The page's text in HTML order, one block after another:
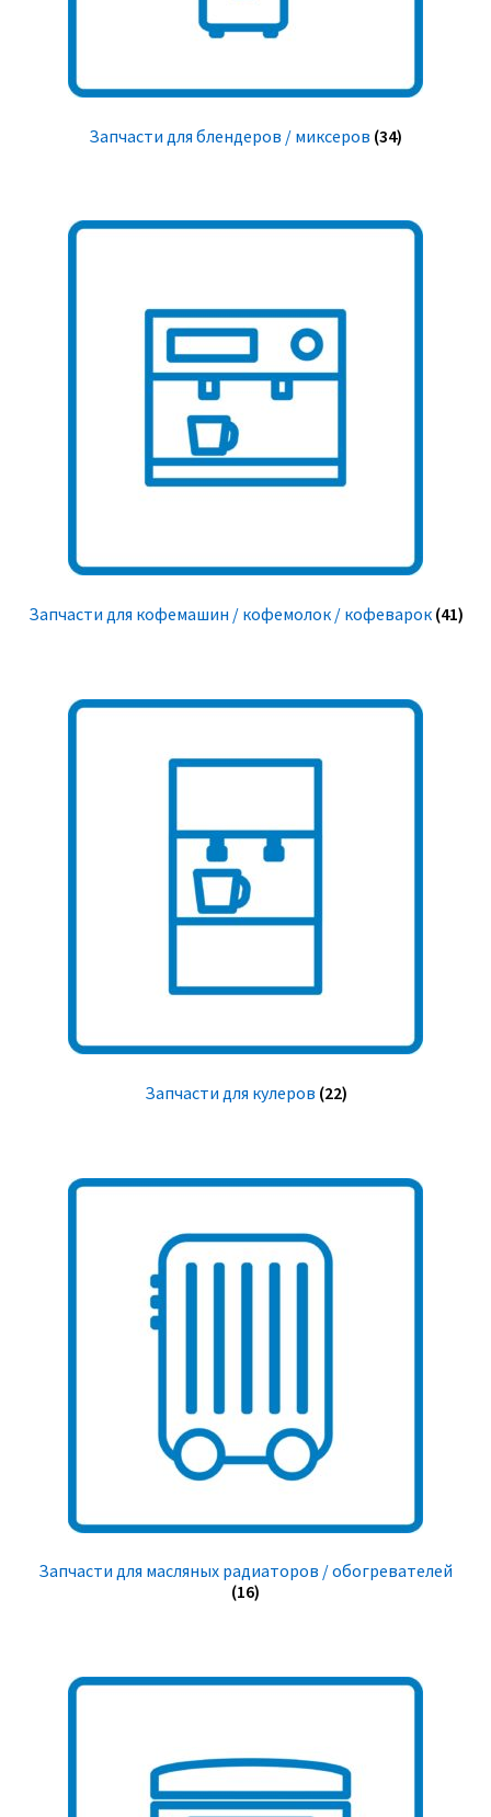
Запчасти для блендеров / миксеров (34)
Запчасти для кофемашин / кофемолок / кофеварок (41)
Запчасти для кулеров (22)
Запчасти для масляных радиаторов / обогревателей
(16)